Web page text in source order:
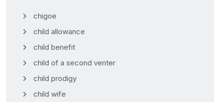
chigoe
child allowance
child benefit
child of a second venter
child prodigy
child wife